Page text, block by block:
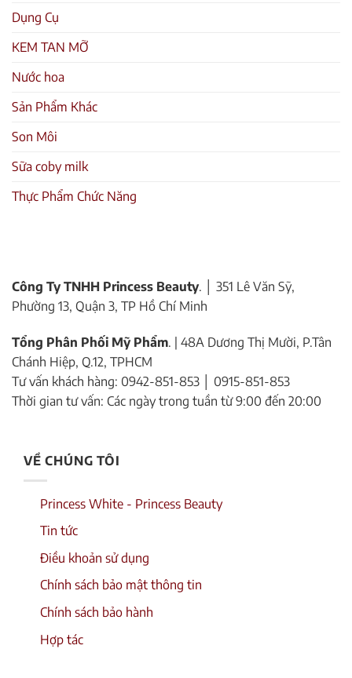
Dụng Cụ
KEM TAN MỠ
Nước hoa
Sản Phẩm Khác
Son Môi
Sữa coby milk
Thực Phẩm Chức Năng
Công Ty TNHH Princess Beauty. │ 351 Lê Văn Sỹ,
Phường 13, Quận 3, TP Hồ Chí Minh
Tổng Phân Phối Mỹ Phẩm. | 48A Dương Thị Mười, P.Tân
Chánh Hiệp, Q.12, TPHCM
Tư vấn khách hàng: 0942-851-853 │ 0915-851-853
Thời gian tư vấn: Các ngày trong tuần từ 9:00 đến 20:00
VỀ CHÚNG TÔI
Princess White - Princess Beauty
Tin tức
Điều khoản sử dụng
Chính sách bảo mật thông tin
Chính sách bảo hành
Hợp tác